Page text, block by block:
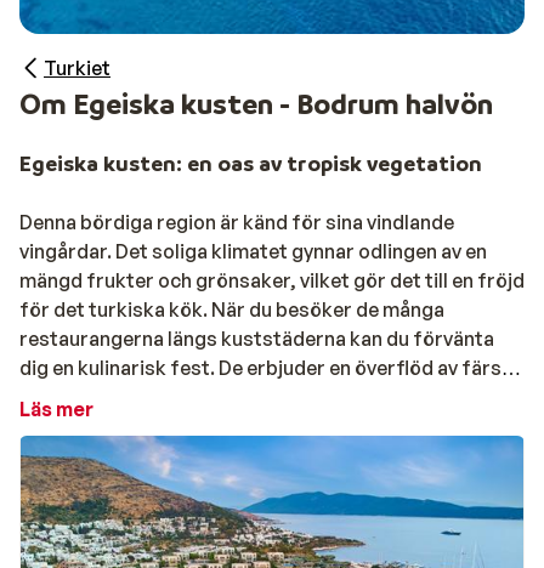
Turkiet
Om Egeiska kusten - Bodrum halvön
Egeiska kusten: en oas av tropisk vegetation
Denna bördiga region är känd för sina vindlande
vingårdar. Det soliga klimatet gynnar odlingen av en
mängd frukter och grönsaker, vilket gör det till en fröjd
för det turkiska kök. När du besöker de många
restaurangerna längs kuststäderna kan du förvänta
dig en kulinarisk fest. De erbjuder en överflöd av färsk
frukt, nyskördade grönsaker, grillat kött och sallader,
varje rätt. Dessa delikatesser är ofta ackompanjerade
av en rik variation av smakfulla såser. På samma sätt
som Spaniens tapas, har Turkiet sina mezés, små
utsökta smårätter som följs av färskt bröd.
Läs mer